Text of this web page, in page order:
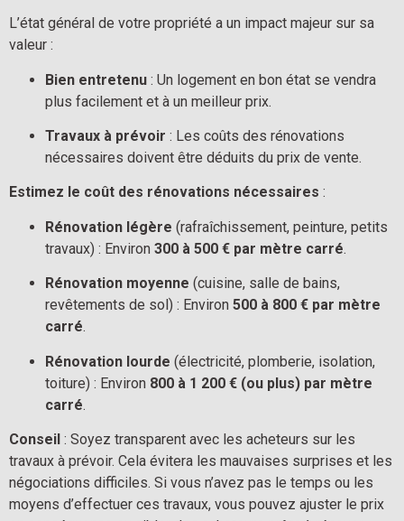
L’état général de votre propriété a un impact majeur sur sa
valeur :
Bien entretenu : Un logement en bon état se vendra
plus facilement et à un meilleur prix.
Travaux à prévoir : Les coûts des rénovations
nécessaires doivent être déduits du prix de vente.
Estimez le coût des rénovations nécessaires :
Rénovation légère (rafraîchissement, peinture, petits
travaux) : Environ 300 à 500 € par mètre carré.
Rénovation moyenne (cuisine, salle de bains,
revêtements de sol) : Environ 500 à 800 € par mètre
carré.
Rénovation lourde (électricité, plomberie, isolation,
toiture) : Environ 800 à 1 200 € (ou plus) par mètre
carré.
Conseil : Soyez transparent avec les acheteurs sur les
travaux à prévoir. Cela évitera les mauvaises surprises et les
négociations difficiles. Si vous n’avez pas le temps ou les
moyens d’effectuer ces travaux, vous pouvez ajuster le prix